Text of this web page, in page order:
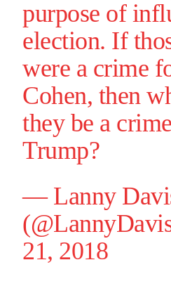
purpose of
election. If
were a crime
Cohen, then
they be a
Trump?
— Lanny
21, 2018